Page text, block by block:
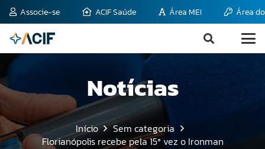
Associe-se ACIF Saúde Área MEI Área
Notícias
Início
Sem categoria
Florianópolis recebe pela 15ª vez o Ironman